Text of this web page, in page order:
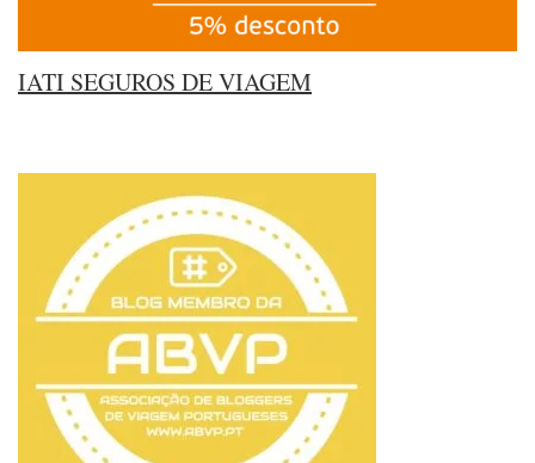
IATI SEGUROS DE VIAGEM